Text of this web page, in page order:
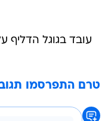
עובד בגוגל
טרם התפרסמו